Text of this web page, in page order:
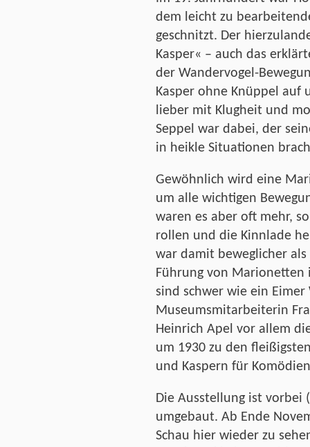
dem leicht zu
geschnitzt. Der
Kasper« – auch das
der Wandervogel-
Kasper ohne Knüppel auf
lieber mit Klugheit und
Seppel war dabei, der
in heikle Situationen
Gewöhnlich wird eine
um alle wichtigen
waren es aber oft mehr,
rollen und die Kinnlade
war damit beweglicher als
Führung von Marionetten
sind schwer wie ein Eimer
Museumsmitarbeiterin
Heinrich Apel vor allem
um 1930 zu den
und Kaspern für
Die Ausstellung ist vorbei
umgebaut. Ab Ende
Schau hier wieder zu